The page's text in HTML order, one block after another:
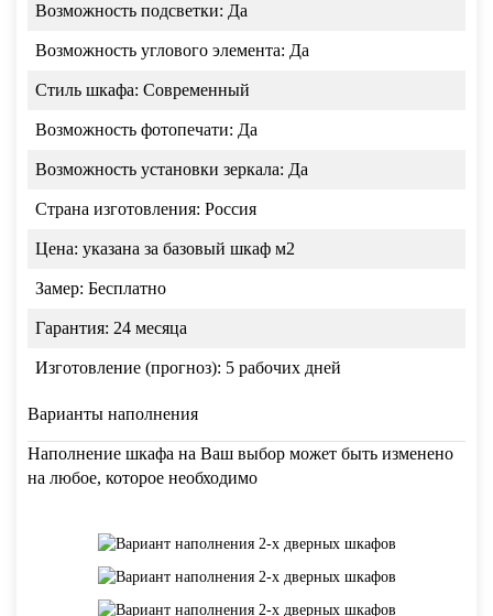
Возможность подсветки: Да
Возможность углового элемента: Да
Стиль шкафа: Современный
Возможность фотопечати: Да
Возможность установки зеркала: Да
Страна изготовления: Россия
Цена: указана за базовый шкаф м2
Замер: Бесплатно
Гарантия: 24 месяца
Изготовление (прогноз): 5 рабочих дней
Варианты наполнения
Наполнение шкафа на Ваш выбор может быть изменено
на любое, которое необходимо